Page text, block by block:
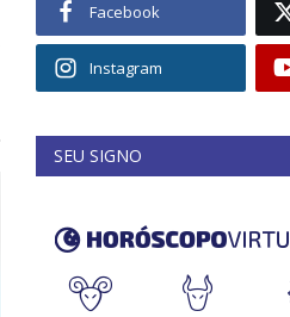
Facebook
Instagram
SEU SIGNO